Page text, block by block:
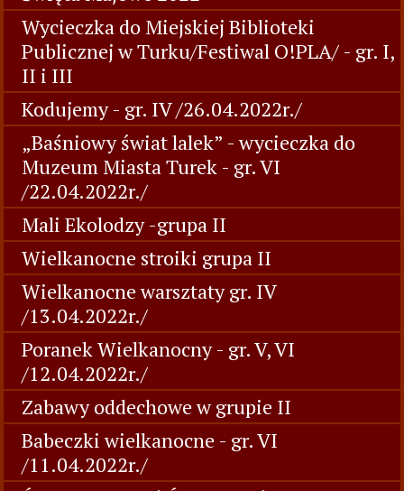
Wycieczka do Miejskiej Biblioteki
Publicznej w Turku/Festiwal O!PLA/ - gr. I,
II i III
Kodujemy - gr. IV /26.04.2022r./
„Baśniowy świat lalek” - wycieczka do
Muzeum Miasta Turek - gr. VI
/22.04.2022r./
Mali Ekolodzy -grupa II
Wielkanocne stroiki grupa II
Wielkanocne warsztaty gr. IV
/13.04.2022r./
Poranek Wielkanocny - gr. V, VI
/12.04.2022r./
Zabawy oddechowe w grupie II
Babeczki wielkanocne - gr. VI
/11.04.2022r./